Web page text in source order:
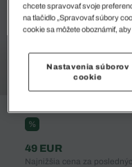
%
49 EUR
Najnižšia cena za
chcete spravovať svoje
na tlačidlo „Spravovať súbory
cookie sa môžete oboznámiť,
Nastavenia súborov
cookie